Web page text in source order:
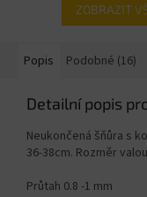
ZOBRAZIT
Popis Podobné (16)
Detailní popis
Neukončená šňůra s
36-38cm. Rozměr
Průtah 0.8 -1 mm